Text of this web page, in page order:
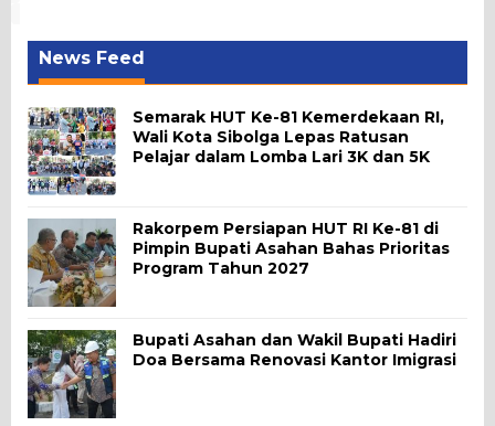
News Feed
Semarak HUT Ke-81 Kemerdekaan RI,
Wali Kota Sibolga Lepas Ratusan
Pelajar dalam Lomba Lari 3K dan 5K
Rakorpem Persiapan HUT RI Ke-81 di
Pimpin Bupati Asahan Bahas Prioritas
Program Tahun 2027
Bupati Asahan dan Wakil Bupati Hadiri
Doa Bersama Renovasi Kantor Imigrasi